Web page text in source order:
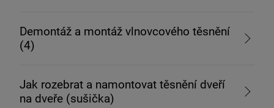
Demontáž a montáž vlnovcového těsnění
(4)
Jak rozebrat a namontovat těsnění dveří
na dveře (sušička)